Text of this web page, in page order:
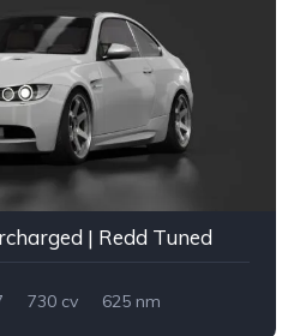
| Redd Tuned
730 cv
625 nm